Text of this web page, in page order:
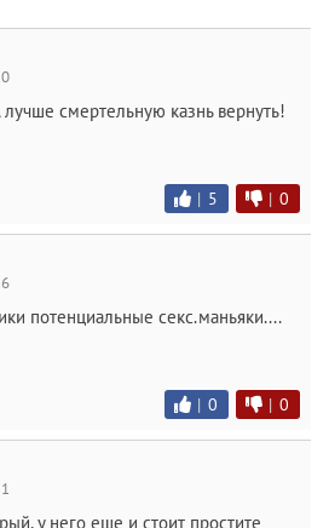
смертельную казнь вернуть!
| 5 | 0
потенциальные секс.маньяки....
| 0 | 0
у него еще и стоит простите